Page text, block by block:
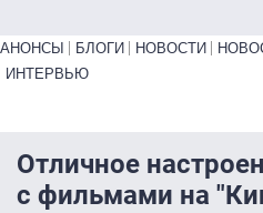
Primary links bottom
АНОНСЫ БЛОГИ НОВОСТИ
ИНТЕРВЬЮ
Отличное
с фильмами на